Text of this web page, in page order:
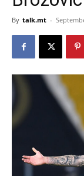
By talk.mt -